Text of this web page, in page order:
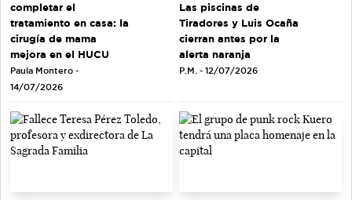
completar el
tratamiento en casa: la
cirugía de mama
mejora en el HUCU
Paula Montero -
14/07/2026
Las piscinas de
Tiradores y Luis Ocaña
cierran antes por la
alerta naranja
P.M. - 12/07/2026